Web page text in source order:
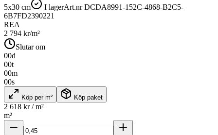
5x30 cm I lagerArt.nrDCDA8991-152C-4868-B2C5-
6B7FD2390221
REA
2 794 kr/m²
Slutar om
00d
00t
00m
00s
Köp per m² Köp paket
2 618 kr / m²
m²